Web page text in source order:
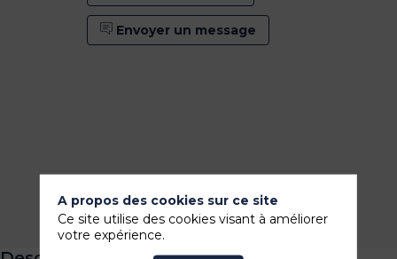
Envoyer un message
Demander un RDV
Envoyer un message
A propos des cookies sur ce site
Ce site utilise des cookies visant à améliorer
votre expérience.